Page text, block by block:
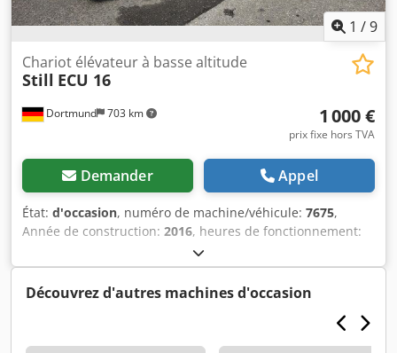
1 /9
Dortmund 703 km
Chariot élévateur à basse altitude
Still ECU 16
1 000 €
prix fixe hors TVA
Demander Appel
État: d'occasion, numéro de machine/véhicule: 7675,
Année de construction: 2016, heures de fonctionnement:
1 600 kg
200 mm, type de carburant:électrique, type de mât:
Simplex, hauteur de construction:1 340 mm, .: 7675
Capacité de charge : 1600 kg Hauteur de levage : 200 mm
Lire les heures d'ouverture : 1533 h Type de mât :
Découvrez d'autres machines d'occasion